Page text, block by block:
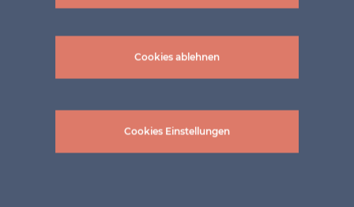
Cookies ablehnen
Cookies Einstellungen